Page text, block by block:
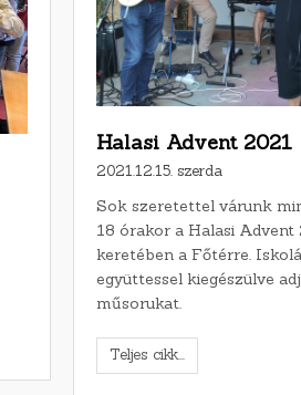
Halasi Advent 2021
2021.12.15. szerda
Sok szeretettel várunk
18 órakor a Halasi
keretében a Főtérre.
együttessel kiegészülve
műsorukat.
Teljes cikk...